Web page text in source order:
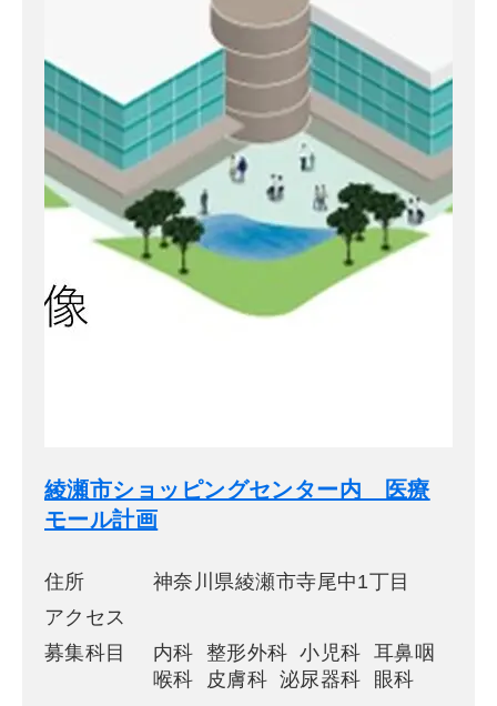
綾瀬市ショッピングセンター内 医療
モール計画
住所
神奈川県綾瀬市寺尾中1丁目
アクセス
募集科目
内科 整形外科 小児科 耳鼻咽
喉科 皮膚科 泌尿器科 眼科